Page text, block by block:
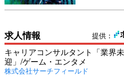
提供：
求人情報
キャリアコンサルタント「業界
迎」/ゲーム・エンタメ
株式会社サーチフィールド